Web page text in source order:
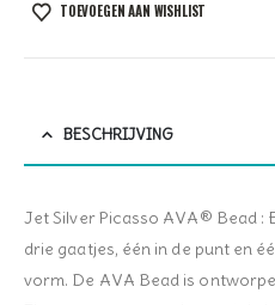
TOEVOEGEN AAN WISHLIST
BESCHRIJVING
Jet Silver Picasso AVA® Bead :
drie gaatjes, één in de punt en
vorm. De AVA Bead is